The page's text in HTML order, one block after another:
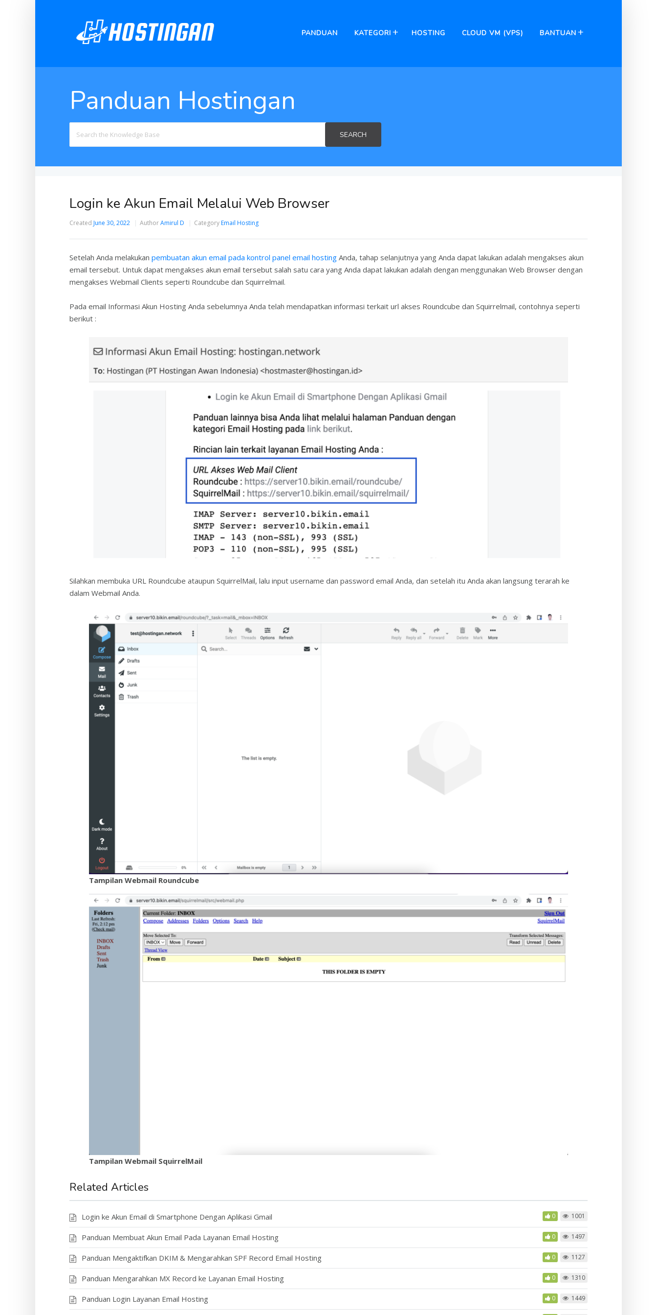
PANDUAN KATEGORI HOSTING CLOUD VM (VPS) BANTUAN
Panduan Hostingan
For
SEARCH
Login ke Akun Email Melalui Web Browser
Created June 30, 2022 AuthorAmirul D CategoryEmail Hosting
Setelah Anda melakukan pembuatan akun email pada kontrol panel email hosting Anda, tahap selanjutnya yang Anda dapat lakukan adalah mengakses akun
email tersebut. Untuk dapat mengakses akun email tersebut salah satu cara yang Anda dapat lakukan adalah dengan menggunakan Web Browser dengan
mengakses Webmail Clients seperti Roundcube dan Squirrelmail.
Pada email Informasi Akun Hosting Anda sebelumnya Anda telah mendapatkan informasi terkait url akses Roundcube dan Squirrelmail, contohnya seperti
berikut :
Silahkan membuka URL Roundcube ataupun SquirrelMail, lalu input username dan password email Anda, dan setelah itu Anda akan langsung terarah ke
dalam Webmail Anda.
Tampilan Webmail Roundcube
Tampilan Webmail SquirrelMail
Related Articles
Login ke Akun Email di Smartphone Dengan Aplikasi Gmail 0 1001
Panduan Membuat Akun Email Pada Layanan Email Hosting 0 1497
Panduan Mengaktifkan DKIM & Mengarahkan SPF Record Email Hosting 0 1127
Panduan Mengarahkan MX Record ke Layanan Email Hosting 0 1310
Panduan Login Layanan Email Hosting 0 1449